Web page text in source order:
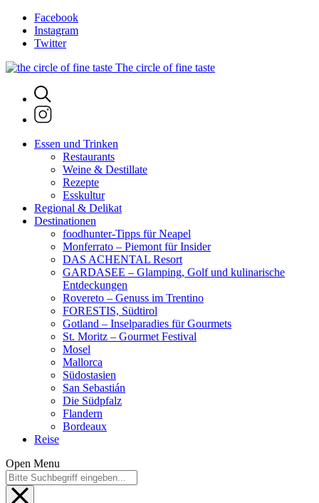
Facebook
Instagram
Twitter
The circle of fine taste
Essen und Trinken
Restaurants
Weine & Destillate
Rezepte
Esskultur
Regional & Delikat
Destinationen
foodhunter-Tipps für Neapel
Monferrato – Piemont für Insider
DAS ACHENTAL Resort
GARDASEE – Glamping, Golf und kulinarische
Entdeckungen
Rovereto – Genuss im Trentino
FORESTIS, Südtirol
Gotland – Inselparadies für Gourmets
St. Moritz – Gourmet Festival
Mosel
Mallorca
Südostasien
San Sebastián
Die Südpfalz
Flandern
Bordeaux
Reise
Open Menu